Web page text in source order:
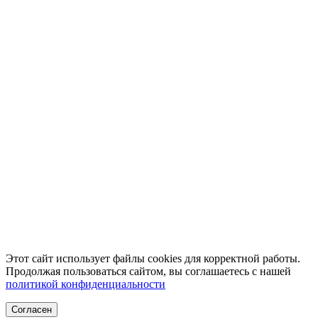
Этот сайт использует файлы cookies для корректной работы.
Продолжая пользоваться сайтом, вы соглашаетесь с нашей
политикой конфиденциальности
Согласен